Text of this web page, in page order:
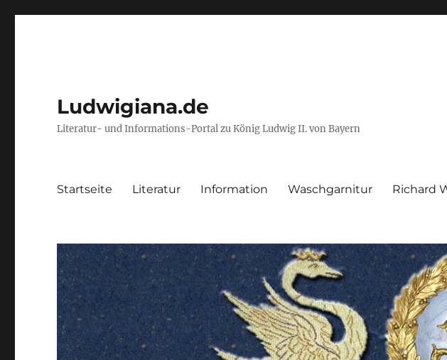
Ludwigiana.de
Literatur- und Informations-Portal zu König Ludwig II. von Bayern
Startseite Literatur Information Waschgarnitur Richard